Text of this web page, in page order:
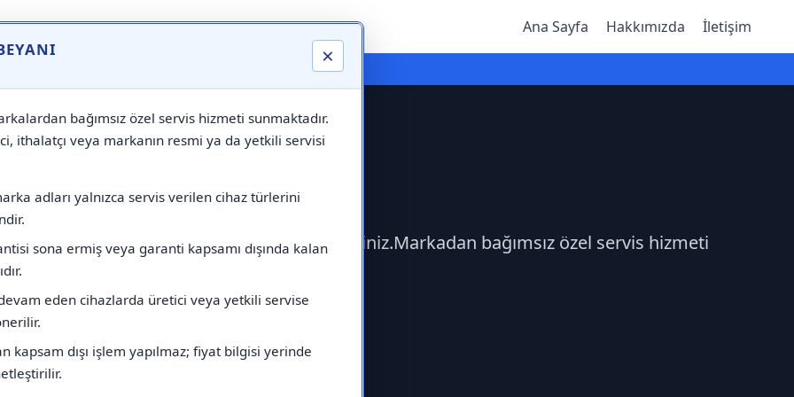
×
bağımsız özel servis hizmeti sunmaktadır.
ithalatçı veya markanın resmi ya da yetkili servisi
adları yalnızca servis verilen cihaz türlerini
sona ermiş veya garanti kapsamı dışında kalan
eden cihazlarda üretici veya yetkili servise
kapsam dışı işlem yapılmaz; fiyat bilgisi yerinde
Ana Sayfa Hakkımızda İletişim
⚠️ Markadan Bağımsız "Özel Servis" Hizmeti
Servisi
geçerek Demirdöküm Servisi çağırabilirsiniz.Markadan bağımsız özel servis hizmeti